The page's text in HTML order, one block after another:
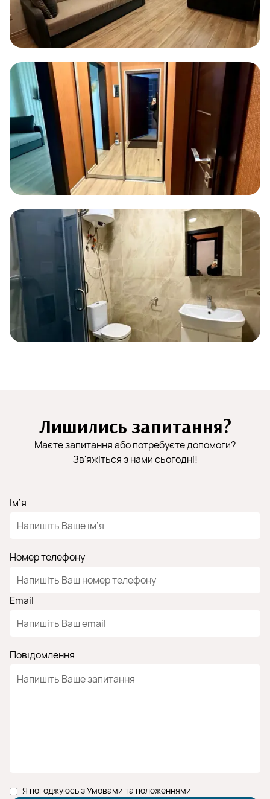
Лишились запитання?
Маєте запитання або потребуєте допомоги?
Зв'яжіться з нами сьогодні!
Імʼя
Номер телефону
Email
Повідомлення
Я погоджуюсь з Умовами та положеннями